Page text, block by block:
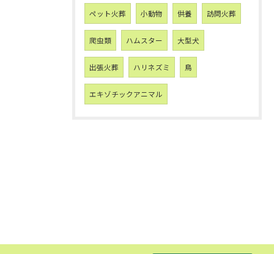
ペット火葬 小動物 供養 訪問火葬
爬虫類 ハムスター 大型犬
出張火葬 ハリネズミ 鳥
エキゾチックアニマル